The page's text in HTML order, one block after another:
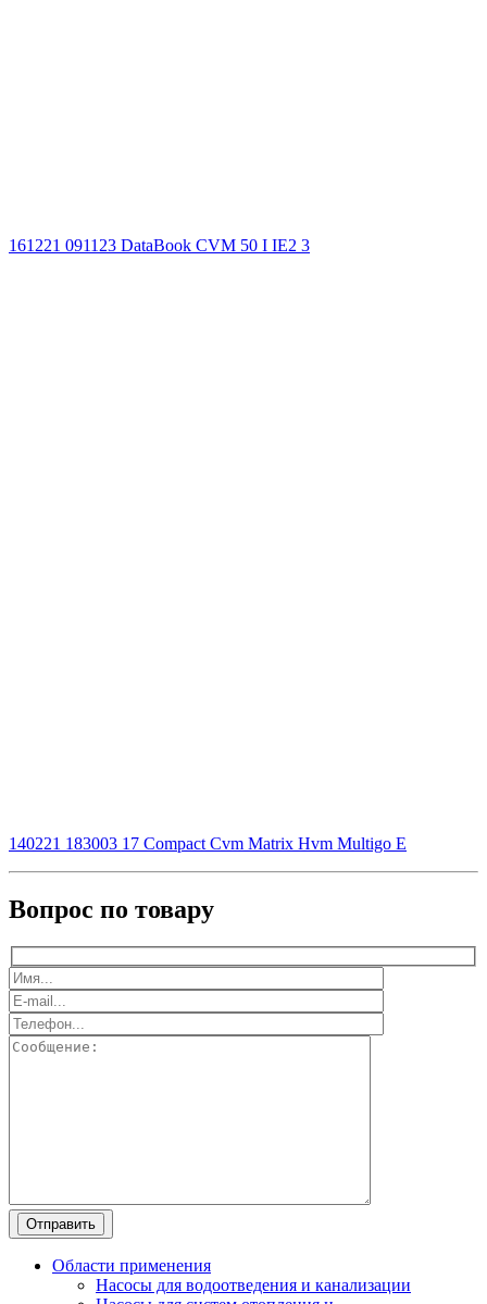
161221 091123 DataBook CVM 50 I IE2 3
140221 183003 17 Compact Cvm Matrix Hvm Multigo E
Вопрос по товару
Области применения
Насосы для водоотведения и канализации